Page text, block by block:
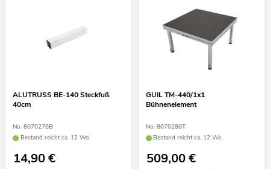
ALUTRUSS BE-140 Steckfuß
40cm
No. 8070276B
Bestand reicht ca. 12 Wo.
14,90€
GUIL TM-440/1x1
Bühnenelement
No. 8070280T
Bestand reicht ca. 12 Wo.
509,00€